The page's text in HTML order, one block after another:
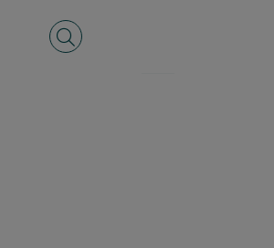
Volltextsuche